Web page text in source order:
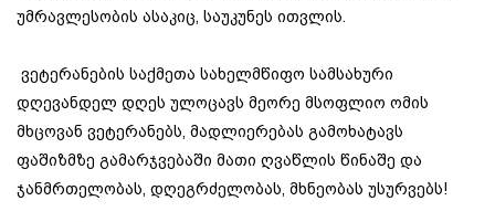
უმრავლესობის ასაკიც, საუკუნეს ითვლის.
ვეტერანების საქმეთა სახელმწიფო სამსახური
დღევანდელ დღეს ულოცავს მეორე მსოფლიო ომის
მხცოვან ვეტერანებს, მადლიერებას გამოხატავს
ფაშიზმზე გამარჯვებაში მათი ღვაწლის წინაშე და
ჯანმრთელობას, დღეგრძელობას, მხნეობას უსურვებს!